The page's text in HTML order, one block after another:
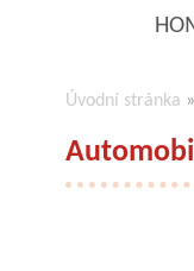
Úvodní stránka »